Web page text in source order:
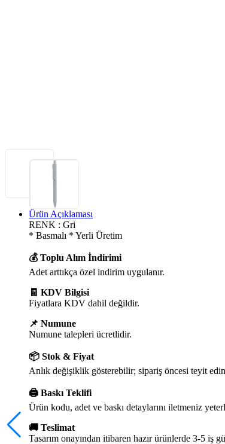
Ürün Açıklaması
RENK : Gri
* Basmalı * Yerli Üretim
💰 Toplu Alım İndirimi
Adet arttıkça özel indirim uygulanır.
🧾 KDV Bilgisi
Fiyatlara KDV dahil değildir.
📌 Numune
Numune talepleri ücretlidir.
📦 Stok & Fiyat
Anlık değişiklik gösterebilir; sipariş öncesi teyit
🖨️ Baskı Teklifi
Ürün kodu, adet ve baskı detaylarını iletmeniz
🚚 Teslimat
Tasarım onayından itibaren hazır ürünlerde 3-5 iş